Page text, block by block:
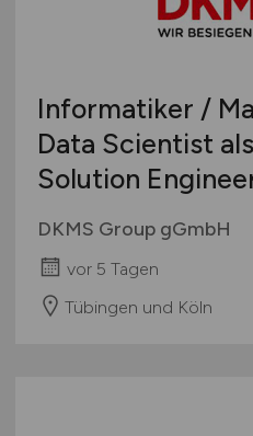
Informatiker /
Data Scientist
Solution
DKMS Group gGmbH
vor 5 Tagen
Tübingen und Köln